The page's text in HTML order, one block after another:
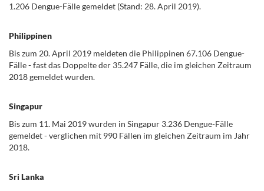
1.206 Dengue-Fälle gemeldet (Stand: 28. April 2019).
Philippinen
Bis zum 20. April 2019 meldeten die Philippinen 67.106 Dengue-
Fälle - fast das Doppelte der 35.247 Fälle, die im gleichen Zeitraum
2018 gemeldet wurden.
Singapur
Bis zum 11. Mai 2019 wurden in Singapur 3.236 Dengue-Fälle
gemeldet - verglichen mit 990 Fällen im gleichen Zeitraum im Jahr
2018.
Sri Lanka